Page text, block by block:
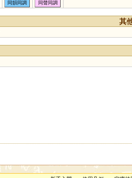
同韻同調 同聲同調
其